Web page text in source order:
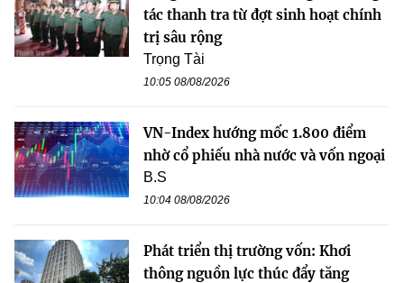
tác thanh tra từ đợt sinh hoạt chính
trị sâu rộng
Trọng Tài
10:05 08/08/2026
VN-Index hướng mốc 1.800 điểm
nhờ cổ phiếu nhà nước và vốn ngoại
B.S
10:04 08/08/2026
Phát triển thị trường vốn: Khơi
thông nguồn lực thúc đẩy tăng